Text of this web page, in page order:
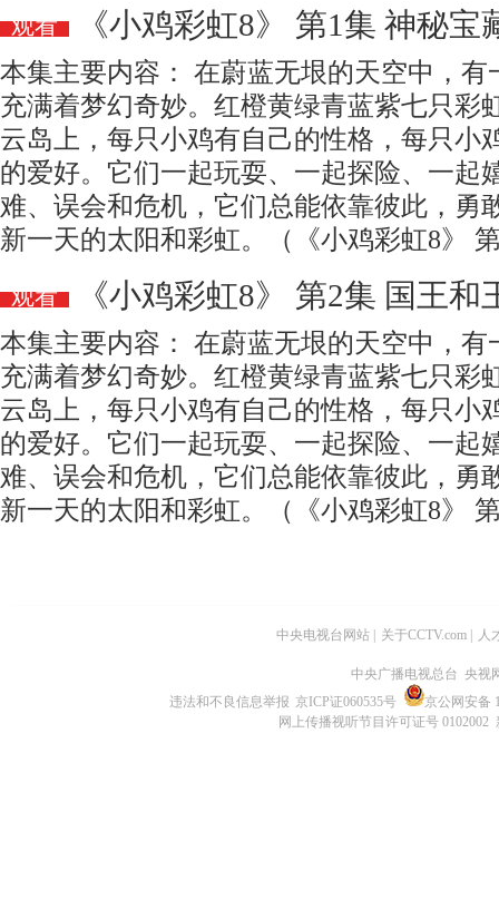
观看 《小鸡彩虹8》 第1集 神秘宝
本集主要内容： 在蔚蓝无垠的天空中，
充满着梦幻奇妙。红橙黄绿青蓝紫七只彩
云岛上，每只小鸡有自己的性格，每只小
的爱好。它们一起玩耍、一起探险、一
难、误会和危机，它们总能依靠彼此，勇
新一天的太阳和彩虹。（《小鸡彩虹8》
观看 《小鸡彩虹8》 第2集 国王和
本集主要内容： 在蔚蓝无垠的天空中，
充满着梦幻奇妙。红橙黄绿青蓝紫七只彩
云岛上，每只小鸡有自己的性格，每只小
的爱好。它们一起玩耍、一起探险、一
难、误会和危机，它们总能依靠彼此，勇
新一天的太阳和彩虹。（《小鸡彩虹8》
中央电视台网站 关于CCTV.com 人
中央广播电视总台 央视
违法和不良信息举报 京ICP证060535号
京公网安备
网上传播视听节目许可证号 0102002